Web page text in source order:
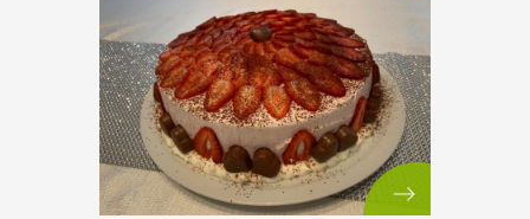
Karácsonyi desszert